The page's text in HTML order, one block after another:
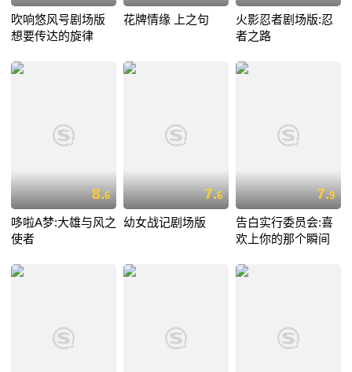
吹响悠风号剧场版
想要传达的旋律
花牌情缘 上之句
火影忍者剧场版:忍
者之路
8.6
哆啦A梦:大雄与风之
使者
7.6
幼女战记剧场版
7.9
告白实行委员会:喜
欢上你的那个瞬间